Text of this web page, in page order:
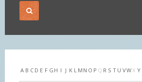
A B C D E F G H I J K L M N O P Q R S T U VWX Y